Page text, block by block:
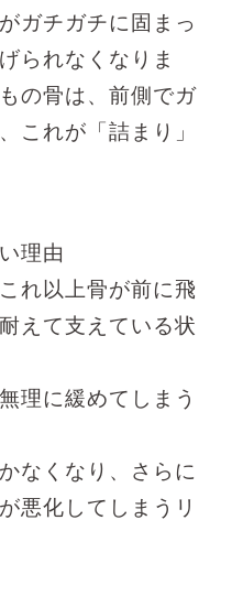
ガチガチに固まっ
られなくなりま
の骨は、前側でガ
これが「詰まり」
理由
れ以上骨が前に飛
えて支えている状
理に緩めてしまう
なくなり、さらに
悪化してしまうリ